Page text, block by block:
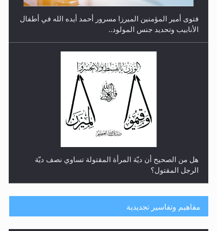
فتوى أمير المؤمنين الميرزا مسرور أحمد أيده الله في أطفال
الأنابيب وتحديد جنس المولود..
هل من الصحيح أن ديّة المرأة المقتولة تساوي نصف ديّة
الرجل المقتول؟
مفاهيم وتفاسير تجديدية